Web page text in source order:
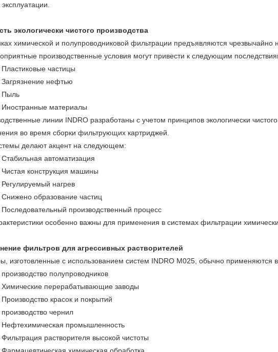
экологически чистого производства
химической и полупроводниковой фильтрации предъявляются чрезвычайно
производственные условия могут привести к следующим
Пластиковые частицы
Загрязнение нефтью
Пыль
Иностранные материалы
линии INDRO разработаны с учетом принципов экологически
во время сборки фильтрующих картриджей.
делают акцент на следующем:
Стабильная автоматизация
Чистая конструкция машины
Регулируемый нагрев
Снижено образование частиц
Последовательный производственный процесс
особенно важны для применения в системах фильтрации
фильтров для агрессивных растворителей
изготовленные с использованием систем INDRO M025, обычно применяются
производство полупроводников
Химические перерабатывающие заводы
Производство красок и покрытий
производство чернил
Нефтехимическая промышленность
Фильтрация растворителя высокой чистоты